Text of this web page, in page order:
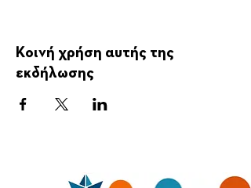
Κοινή χρήση αυτής της
εκδήλωσης